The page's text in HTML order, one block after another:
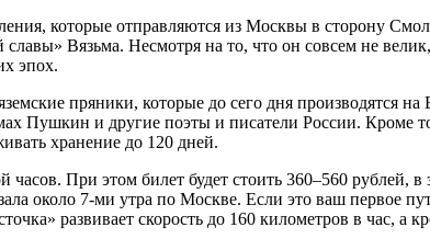
которые отправляются из Москвы в сторону
Вязьма. Несмотря на то, что он совсем не
эпох.
пряники, которые до сего дня производятся
Пушкин и другие поэты и писатели России. Кроме
хранение до 120 дней.
При этом билет будет стоить 360–560 рублей,
около 7-ми утра по Москве. Если это ваш первое
развивает скорость до 160 километров в час, а